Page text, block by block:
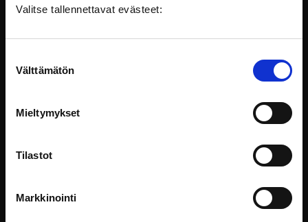
Valitse tallennettavat evästeet:
valinta
Välttämätön
Mieltymykset
Tilastot
Markkinointi